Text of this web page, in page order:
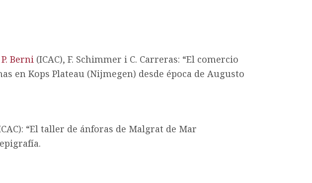
P. Berni (ICAC), F. Schimmer i C. Carreras: “El comercio
en Kops Plateau (Nijmegen) desde época de Augusto
“El taller de ánforas de Malgrat de Mar